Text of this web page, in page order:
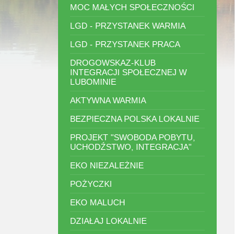
MOC MAŁYCH SPOŁECZNOŚCI
LGD - PRZYSTANEK WARMIA
LGD - PRZYSTANEK PRACA
DROGOWSKAZ-KLUB
INTEGRACJI SPOŁECZNEJ W
LUBOMINIE
AKTYWNA WARMIA
BEZPIECZNA POLSKA LOKALNIE
PROJEKT "SWOBODA POBYTU,
UCHODŹSTWO, INTEGRACJA"
EKO NIEZALEŻNIE
POŻYCZKI
EKO MALUCH
DZIAŁAJ LOKALNIE